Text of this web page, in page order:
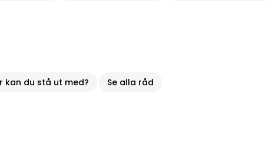
kan du stå ut med? Se alla råd